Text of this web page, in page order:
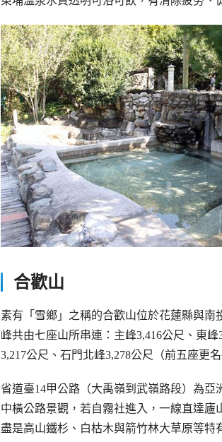
合歡山
素有「雪鄉」之稱的合歡山位於花蓮縣與
峰共由七座山所串連：主峰3,416公尺、東
3,217公尺、石門北峰3,278公尺（前五座更
省道臺14甲公路（大禹嶺到武嶺路段）為
中橫公路景觀，若自霧社進入，一線直達
盡是高山鐵杉、白枯木與箭竹林大草原等特